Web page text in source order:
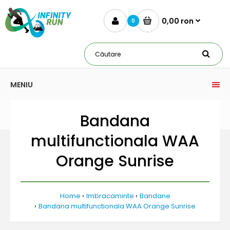
0 0,00 ron
MENIU
Bandana
multifunctionala WAA
Orange Sunrise
Home Imbracaminte
Bandane
Bandana multifunctionala WAA Orange Sunrise